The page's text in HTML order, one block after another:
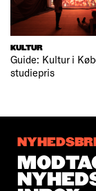
KULTUR
Guide: Kultur i
studiepris